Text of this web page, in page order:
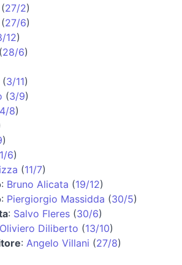
(27/2)
(27/6)
12)
(28/6)
(3/11)
(3/9)
4/8)
)
6)
(11/7)
: Bruno Alicata (19/12)
: Piergiorgio Massidda (30/5)
: Salvo Fleres (30/6)
Oliviero Diliberto (13/10)
: Angelo Villani (27/8)